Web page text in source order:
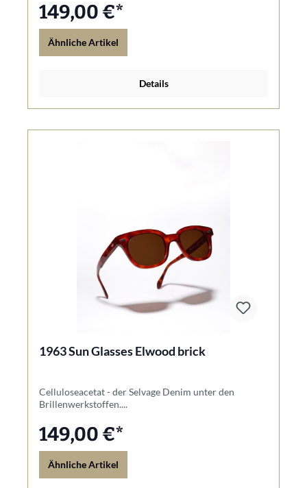
149,00 €*
Ähnliche Artikel
Details
1963 Sun Glasses Elwood brick
Celluloseacetat - der Selvage Denim unter den
Brillenwerkstoffen....
149,00 €*
Ähnliche Artikel